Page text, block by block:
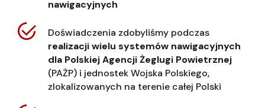
nawigacyjnych
Doświadczenia zdobyliśmy podczas
realizacji wielu systemów nawigacyjnych
dla Polskiej Agencji Żeglugi Powietrznej
(PAŻP) i jednostek Wojska Polskiego,
zlokalizowanych na terenie całej Polski